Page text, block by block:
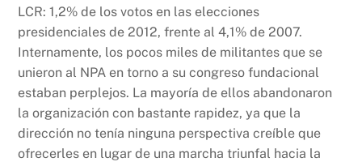
LCR: 1,2% de los votos en las elecciones
presidenciales de 2012, frente al 4,1% de 2007.
Internamente, los pocos miles de militantes que se
unieron al NPA en torno a su congreso fundacional
estaban perplejos. La mayoría de ellos abandonaron
la organización con bastante rapidez, ya que la
dirección no tenía ninguna perspectiva creíble que
ofrecerles en lugar de una marcha triunfal hacia la